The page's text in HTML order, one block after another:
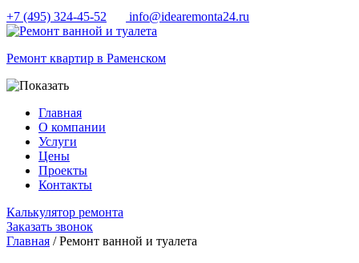
+7 (495) 324-45-52 info@idearemonta24.ru
Ремонт квартир в Раменском
Главная
О компании
Услуги
Цены
Проекты
Контакты
Калькулятор ремонта
Заказать звонок
Главная / Ремонт ванной и туалета